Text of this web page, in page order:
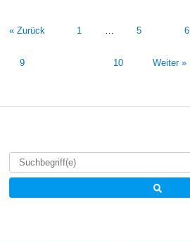
« Zurück 1 5 6
9 10 Weiter »